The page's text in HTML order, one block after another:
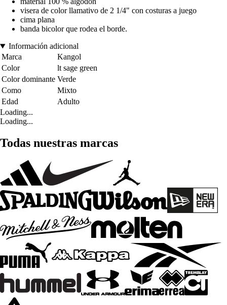
visera de color llamativo de 2 1/4" con costuras a juego
cima plana
banda bicolor que rodea el borde.
Información adicional
Marca
Kangol
Color
lt sage green
Color dominante Verde
Como
Mixto
Edad
Adulto
Loading...
Loading...
Todas nuestras marcas